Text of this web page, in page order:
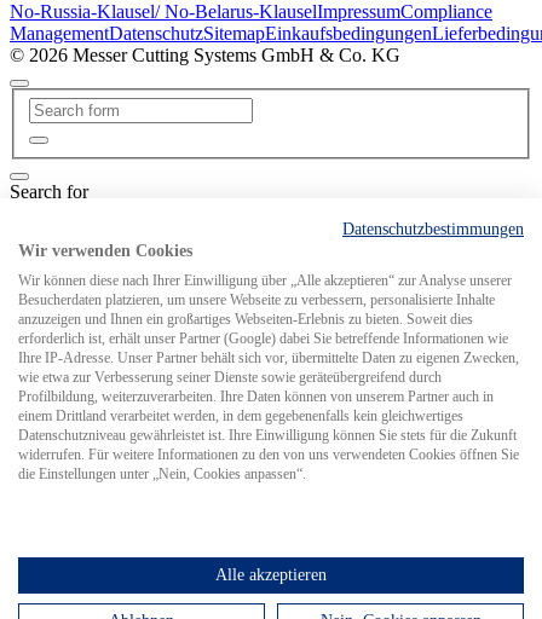
No-Russia-Klausel/ No-Belarus-KlauselImpressumCompliance
ManagementDatenschutzSitemapEinkaufsbedingungen
© 2026 Messer Cutting Systems GmbH & Co. KG
Search for
MCS weltweit
Datenschutzbestimmungen
Wir verwenden Cookies
Wir können diese nach Ihrer Einwilligung über „Alle akzeptieren“ zur Analyse unserer
Besucherdaten platzieren, um unsere Webseite zu verbessern, personalisierte Inhalte
anzuzeigen und Ihnen ein großartiges Webseiten-Erlebnis zu bieten. Soweit dies
erforderlich ist, erhält unser Partner (Google) dabei Sie betreffende Informationen wie
Ihre IP-Adresse. Unser Partner behält sich vor, übermittelte Daten zu eigenen Zwecken,
wie etwa zur Verbesserung seiner Dienste sowie geräteübergreifend durch
Profilbildung, weiterzuverarbeiten. Ihre Daten können von unserem Partner auch in
einem Drittland verarbeitet werden, in dem gegebenenfalls kein gleichwertiges
Datenschutzniveau gewährleistet ist. Ihre Einwilligung können Sie stets für die Zukunft
widerrufen. Für weitere Informationen zu den von uns verwendeten Cookies öffnen Sie
die Einstellungen unter „Nein, Cookies anpassen“.
Alle akzeptieren